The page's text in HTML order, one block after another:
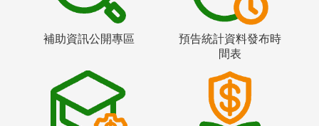
補助資訊公開專區
預告統計資料發布時
間表